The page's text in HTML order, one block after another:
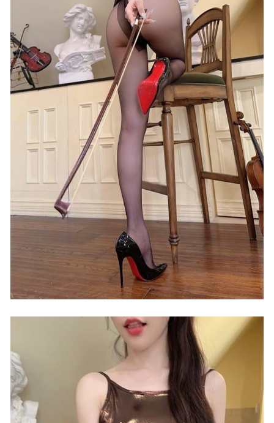
[Xiuren秀人网]2023.10.10 NO.7484 甜妮[66+1P/534MB]
2024-03-22
秀人网 – 2021.02.02 VOL.3073 徐安安[64+1P578M]
12-09